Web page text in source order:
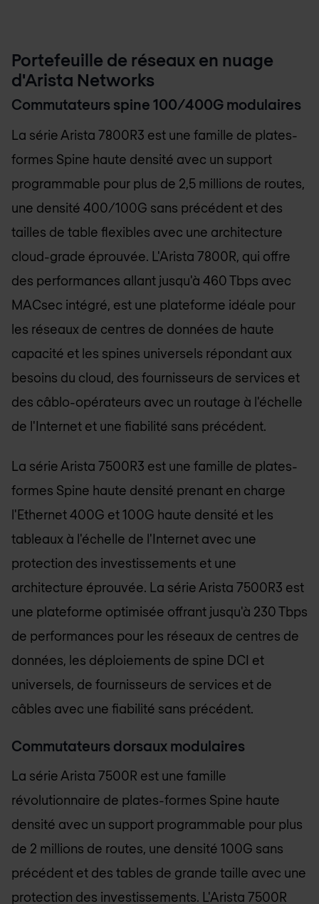
Portefeuille de réseaux en nuage
d'Arista Networks
Commutateurs spine 100/400G modulaires
La série Arista 7800R3 est une famille de plates-
formes Spine haute densité avec un support
programmable pour plus de 2,5 millions de routes,
une densité 400/100G sans précédent et des
tailles de table flexibles avec une architecture
cloud-grade éprouvée. L'Arista 7800R, qui offre
des performances allant jusqu'à 460 Tbps avec
MACsec intégré, est une plateforme idéale pour
les réseaux de centres de données de haute
capacité et les spines universels répondant aux
besoins du cloud, des fournisseurs de services et
des câblo-opérateurs avec un routage à l'échelle
de l'Internet et une fiabilité sans précédent.
La série Arista 7500R3 est une famille de plates-
formes Spine haute densité prenant en charge
l'Ethernet 400G et 100G haute densité et les
tableaux à l'échelle de l'Internet avec une
protection des investissements et une
architecture éprouvée. La série Arista 7500R3 est
une plateforme optimisée offrant jusqu'à 230 Tbps
de performances pour les réseaux de centres de
données, les déploiements de spine DCI et
universels, de fournisseurs de services et de
câbles avec une fiabilité sans précédent.
Commutateurs dorsaux modulaires
La série Arista 7500R est une famille
révolutionnaire de plates-formes Spine haute
densité avec un support programmable pour plus
de 2 millions de routes, une densité 100G sans
précédent et des tables de grande taille avec une
protection des investissements. L'Arista 7500R